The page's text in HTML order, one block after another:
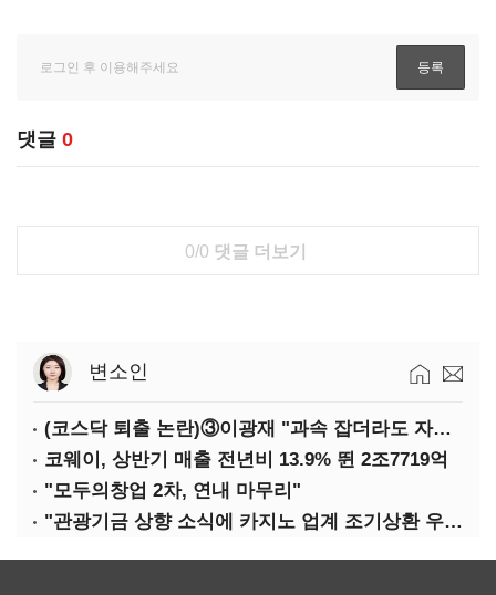
댓글 0
0/0 댓글 더보기
변소인
(코스닥 퇴출 논란)③이광재 "과속 잡더라도 자동차 없애지는 말아야"
코웨이, 상반기 매출 전년비 13.9% 뛴 2조7719억
"모두의창업 2차, 연내 마무리"
"관광기금 상향 소식에 카지노 업계 조기상환 우려"